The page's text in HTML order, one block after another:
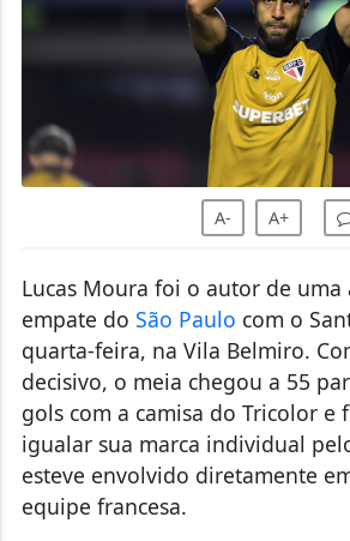
A- A+
Lucas Moura foi o autor de uma
empate do São Paulo com o
quarta-feira, na Vila Belmiro.
decisivo, o meia chegou a 55
gols com a camisa do Tricolor e
igualar sua marca individual
esteve envolvido diretamente
equipe francesa.